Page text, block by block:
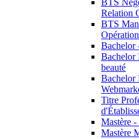
BTS
Relation
BTS
Bachelor
Bachelor
beauté
Bachelor
Titre
Mastère
Mastère